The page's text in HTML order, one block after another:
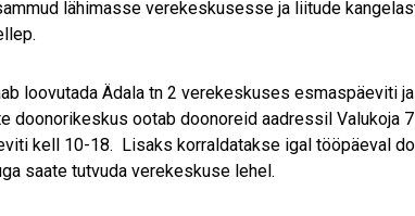
lähimasse verekeskusesse ja liitude
loovutada Ädala tn 2 verekeskuses esmaspäeviti
doonorikeskus ootab doonoreid aadressil Valukoja
kell 10-18. Lisaks korraldatakse igal tööpäeval
saate tutvuda verekeskuse lehel.